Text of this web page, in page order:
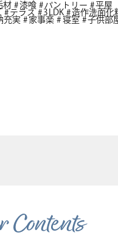
材 漆喰 パントリー
平屋
テラス 3LDK
造作洗面化
充実 家事楽 寝室
子供部
Contents